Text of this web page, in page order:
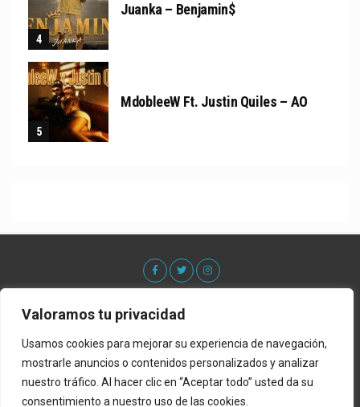
Valoramos tu privacidad
Usamos cookies para mejorar su experiencia de navegación,
mostrarle anuncios o contenidos personalizados y analizar
nuestro tráfico. Al hacer clic en “Aceptar todo” usted da su
consentimiento a nuestro uso de las cookies.
Juanka – Benjamin$
MdobleeW Ft. Justin Quiles – AO